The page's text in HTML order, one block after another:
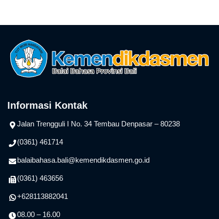
Informasi Kontak
Jalan Trengguli I No. 34 Tembau Denpasar – 80238
(0361) 461714
balaibahasa.bali@kemendikdasmen.go.id
(0361) 463656
+628113882041
08.00 – 16.00